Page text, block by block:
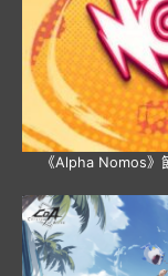
《Alpha Nomos